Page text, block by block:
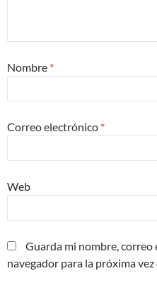
Nombre *
Correo electrónico *
Web
Guarda mi nombre, correo
navegador para la próxima